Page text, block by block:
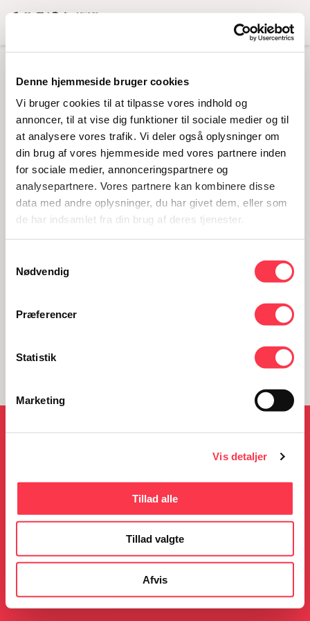
Denne hjemmeside bruger cookies
Vi bruger cookies til at tilpasse vores indhold og
annoncer, til at vise dig funktioner til sociale medier og til
at analysere vores trafik. Vi deler også oplysninger om
din brug af vores hjemmeside med vores partnere inden
for sociale medier, annonceringspartnere og
analysepartnere. Vores partnere kan kombinere disse
data med andre oplysninger, du har givet dem, eller som
de har indsamlet fra din brug af deres tjenester.
Nødvendig
Præferencer
Statistik
Marketing
Vis detaljer
Tillad alle
Tillad valgte
Afvis
Menu
SKILT UDENDØRS 1
Skilt udendørs 1
NYHEDER
05.08.2026
Læs mere
23.06.2026
Gratis guidede ture i
sommerferien